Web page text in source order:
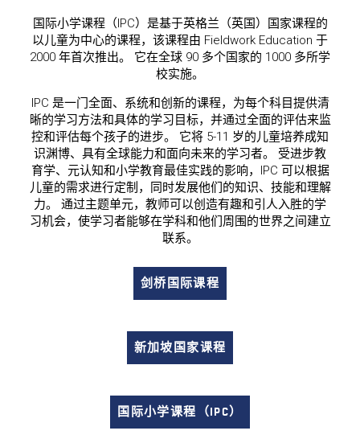
国际小学课程（IPC）是基于英格兰（英国）国家课程的
以儿童为中心的课程，该课程由 Fieldwork Education 于
2000 年首次推出。 它在全球 90 多个国家的 1000 多所学
校实施。
IPC 是一门全面、系统和创新的课程，为每个科目提供清
晰的学习方法和具体的学习目标，并通过全面的评估来监
控和评估每个孩子的进步。 它将 5-11 岁的儿童培养成知
识渊博、具有全球能力和面向未来的学习者。 受进步教
育学、元认知和小学教育最佳实践的影响，IPC 可以根据
儿童的需求进行定制，同时发展他们的知识、技能和理解
力。 通过主题单元，教师可以创造有趣和引人入胜的学
习机会，使学习者能够在学科和他们周围的世界之间建立
联系。
剑桥国际课程
新加坡国家课程
国际小学课程（IPC）